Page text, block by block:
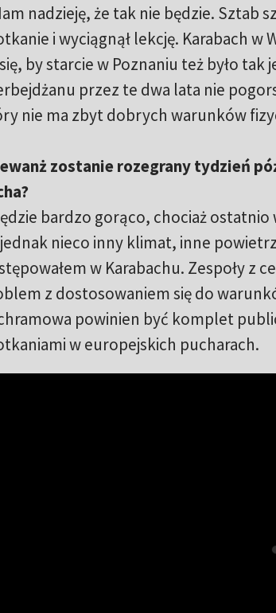
nadzieję, że tak nie będzie. Sztab
i wyciągnął lekcję. Karabach w
by starcie w Poznaniu też było
przez te dwa lata nie
nie ma zbyt dobrych warunków
zostanie rozegrany tydzień
bardzo gorąco, chociaż
nieco inny klimat, inne
w Karabachu. Zespoły z
z dostosowaniem się do
powinien być komplet
w europejskich pucharach.